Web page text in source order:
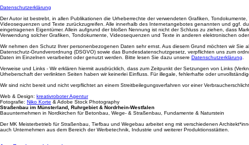
Datenschutzerklärung
Der Autor ist bestrebt, in allen Publikationen die Urheberrechte der verwendeten Grafiken,
Videosequenzen und Texte zurückzugreifen. Alle innerhalb des Internetangebotes genannten und ggf.
eingetragenen Eigentümer. Allein aufgrund der bloßen Nennung ist nicht der Schluss zu ziehen, dass
Verwendung solcher Grafiken, Tondokumente, Videosequenzen und Texte in anderen elektronischen
Wir nehmen den Schutz Ihrer personenbezogenen Daten sehr ernst. Aus diesem Grund möchten wir
Datenschutz-Grundverordnung (DSGVO) sowie das Bundesdatenschutzgesetz, verpflichten uns zum
Daten im Einzelnen verarbeitet oder genutzt werden. Bitte lesen Sie dazu unsere Datenschutzerklärung.
Verweise und Links - Wir erklären hiermit ausdrücklich, dass zum Zeitpunkt der Setzungen von Links
Urheberschaft der verlinkten Seiten haben wir keinerlei Einfluss. Für illegale, fehlerhafte oder
Wir sind nicht bereit und nicht verpflichtet an einem Streitbeilegungsverfahren vor einer
Web & Design: kreativroboter Agentur
Fotografie: Niko Korte & Adobe Stock Photography
Straßenbau im Münsterland, Ruhrgebiet & Nordrhein-Westfalen
Bauunternehmen in Nordkirchen für Betonbau, Wege- & Straßenbau, Fundamente & Naturstein
Der MK Meisterbetrieb für Straßenbau, Tiefbau und Wegebau arbeitet eng mit verschiedenen
auch Unternehmen aus dem Bereich der Werbetechnik, Industrie und weiterer Produktionsstätten.